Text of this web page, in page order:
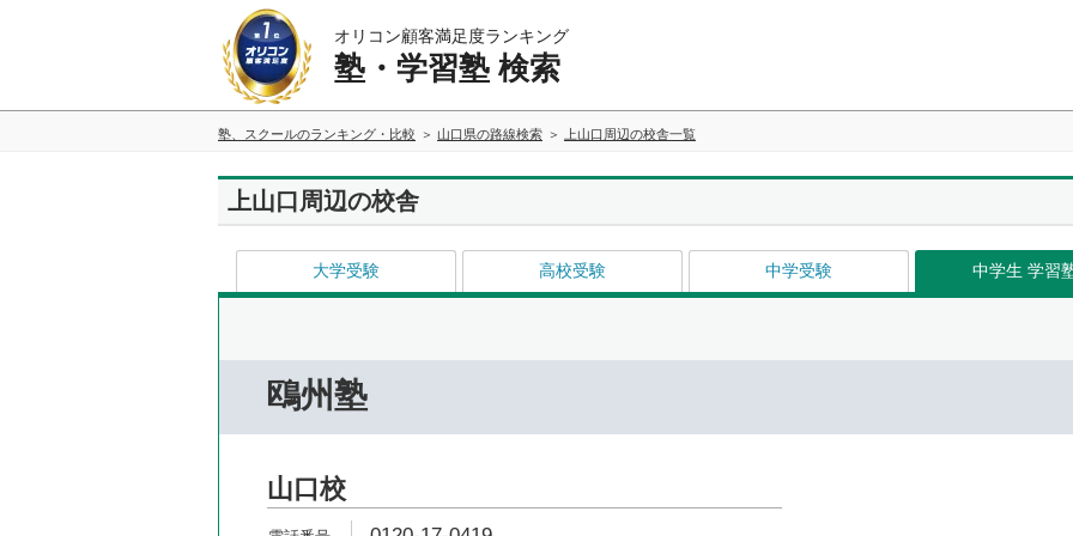
オリコン顧客満足度ランキング
塾・学習塾 検索
塾、スクールのランキング・比較 山口県の路線検索 上山口周辺の校舎一覧
上山口周辺の校舎
大学受験 高校受験 中学受験 中学生 学習
鴎州塾
山口校